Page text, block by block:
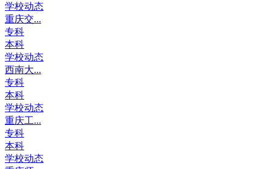
学校动态
重庆交...
专科
本科
学校动态
西南大...
专科
本科
学校动态
重庆工...
专科
本科
学校动态